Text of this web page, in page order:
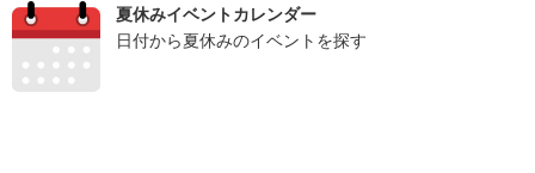
夏休みイベントカレンダー
日付から夏休みのイベントを探す